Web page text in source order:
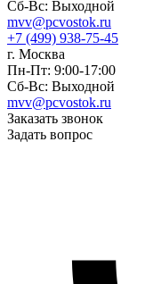
Сб-Вс: Выходной
mvv@pcvostok.ru
+7 (499) 938-75-45
г. Москва
Пн-Пт: 9:00-17:00
Сб-Вс: Выходной
mvv@pcvostok.ru
Заказать звонок
Задать вопрос